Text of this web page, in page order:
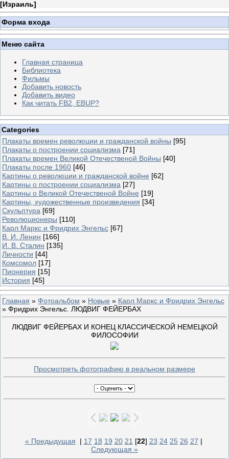
[Израиль]
Форма входа
Меню сайта
Главная страница
Библиотека
Фильмы
Добавить новость
Добавить видео
Как читать FB2, EBUP?
Categories
Плакаты времен революции и гражданской войны [95]
Плакаты о построении социализма [71]
Плакаты времен Великой Отечественой Войны [40]
Плакаты после 1960 [46]
Картины о революции и гражданской войне [62]
Картины о построении социализма [27]
Картины о Великой Отечественой Войне [19]
Картины, художественные произведения [34]
Скульптура [69]
Революционеры [110]
Карл Маркс и Фридрих Энгельс [67]
В. И. Ленин [166]
И. В. Сталин [135]
Личности [44]
Комсомол [17]
Пионерия [15]
История [45]
Главная » Фотоальбом » Новые » Карл Маркс и Фридрих Энгельс
» Фридрих Энгельс. ЛЮДВИГ ФЕЙЕРБАХ
ЛЮДВИГ ФЕЙЕРБАХ И КОНЕЦ КЛАССИЧЕСКОЙ НЕМЕЦКОЙ
ФИЛОСОФИИ
Просмотреть фотографию в реальном размере
« Предыдущая | 17 18 19 20 21 [22] 23 24 25 26 27 |
Следующая »